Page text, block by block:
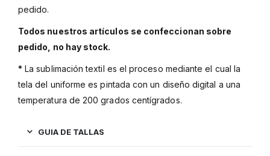
pedido.
Todos nuestros artículos se confeccionan sobre
pedido, no hay stock.
* La sublimación textil es el proceso mediante el cual la
tela del uniforme es pintada con un diseño digital a una
temperatura de 200 grados centígrados.
GUIA DE TALLAS